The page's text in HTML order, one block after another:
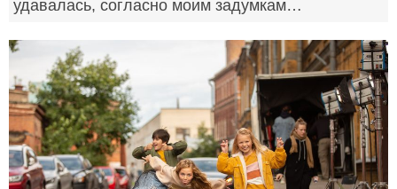
удавалась, согласно моим задумкам…